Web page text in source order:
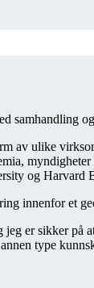
samhandling
av ulike
og Harvard
innenfor et
er sikker
type